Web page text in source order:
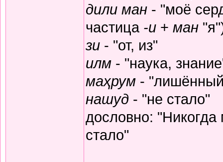
дили ман - "моё
частица -и + ман
зи - "от, из"
илм - "наука,
маҳрум -
нашуд - "не стало"
дословно:
стало"